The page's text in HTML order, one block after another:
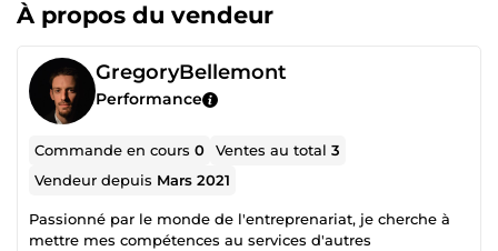
À propos du vendeur
GregoryBellemont
Performance
Commande en cours0 Ventes au total3
Vendeur depuis Mars 2021
Passionné par le monde de l'entreprenariat, je cherche à
mettre mes compétences au services d'autres